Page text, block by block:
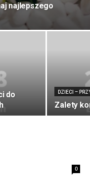
najlepszego
do
DZIECI –
Zalety
0